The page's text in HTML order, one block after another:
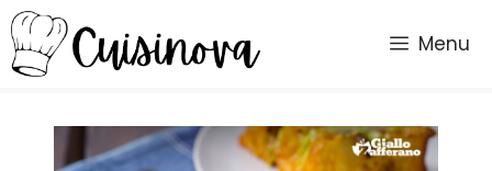
Vai
al
contenuto
Menu